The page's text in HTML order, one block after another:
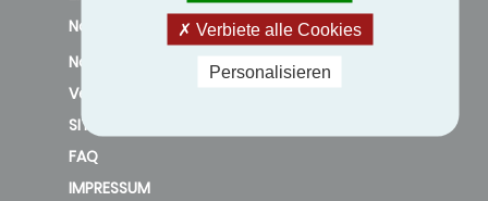
Nachhaltigkeit
Nachrichten
Veranstaltungen
SITE KAART
FAQ
IMPRESSUM
Verbiete alle Cookies
Personalisieren